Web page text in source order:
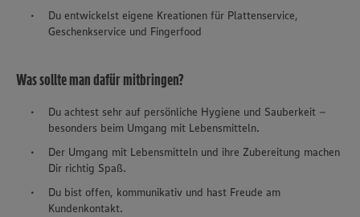
Du entwickelst eigene Kreationen für Plattenservice,
Geschenkservice und Fingerfood
Was sollte man dafür mitbringen?
Du achtest sehr auf persönliche Hygiene und Sauberkeit –
besonders beim Umgang mit Lebensmitteln.
Der Umgang mit Lebensmitteln und ihre Zubereitung machen
Dir richtig Spaß.
Du bist offen, kommunikativ und hast Freude am
Kundenkontakt.